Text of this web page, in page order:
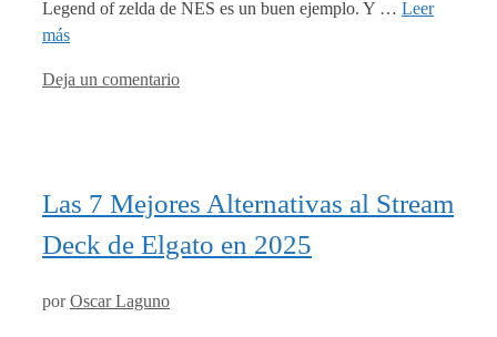
Legend of zelda de NES es un buen ejemplo. Y … Leer
más
Deja un comentario
Las 7 Mejores Alternativas al Stream
Deck de Elgato en 2025
porOscar Laguno